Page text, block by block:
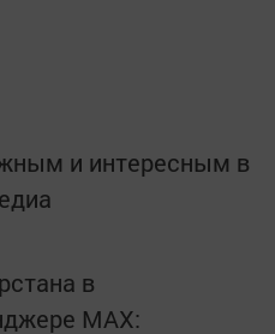
и интересным в
в
MАХ: